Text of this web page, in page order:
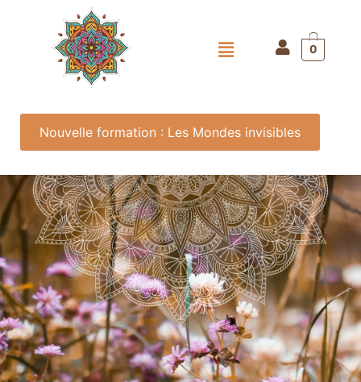
0
Nouvelle formation : Les Mondes invisibles